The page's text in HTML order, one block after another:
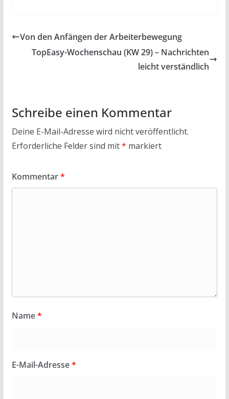
b
o
er s
A
l n
Von den Anfängen der Arbeiterbewegung
TopEasy-Wochenschau (KW 29) – Nachrichten
leicht verständlich
Schreibe einen Kommentar
Deine E-Mail-Adresse wird nicht veröffentlicht.
Erforderliche Felder sind mit* markiert
Kommentar*
Name*
E-Mail-Adresse*